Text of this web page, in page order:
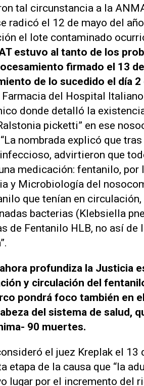
tal circunstancia a la
radicó el 12 de mayo del
el lote contaminado
estuvo al tanto de los
firmado el 13
de lo sucedido el día 2
del Hospital
donde detalló la
picketti” en ese
nombrada explicó que
advirtieron que
medicación: fentanilo,
y Microbiología del
que tenían en
bacterias (Klebsiella
de Fentanilo HLB, no así de
profundiza la Justicia
y circulación del
pondrá foco también en
del sistema de salud,
90 muertes.
el juez Kreplak el
etapa de la causa que “la
lugar por el incremento del